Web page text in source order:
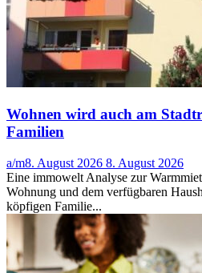
Wohnen wird auch am
Familien
a/m8. August 2026 8. August 2026
Eine immowelt Analyse zur
Wohnung und dem verfügbaren
köpfigen Familie...